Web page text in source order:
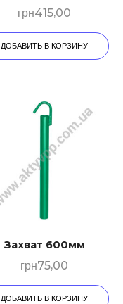
грн415,00
ДОБАВИТЬ В КОРЗИНУ
Захват 600мм
грн75,00
ДОБАВИТЬ В КОРЗИНУ